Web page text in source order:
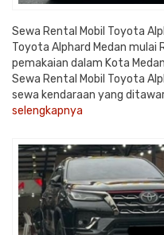
Sewa Rental Mobil Toyota
Toyota Alphard Medan mulai
pemakaian dalam Kota
Sewa Rental Mobil Toyota
sewa kendaraan yang
selengkapnya